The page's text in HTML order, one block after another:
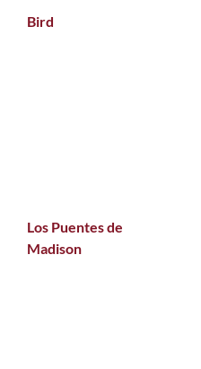
Bird
Los Puentes de
Madison